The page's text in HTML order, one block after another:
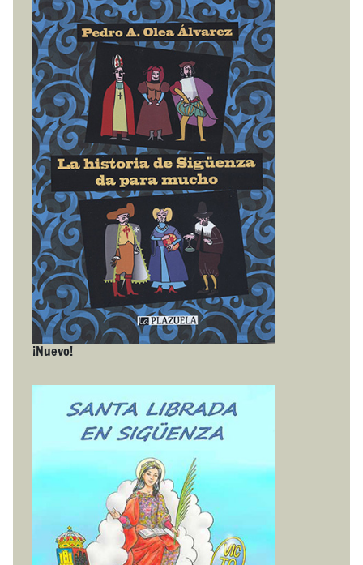
¡Nuevo!